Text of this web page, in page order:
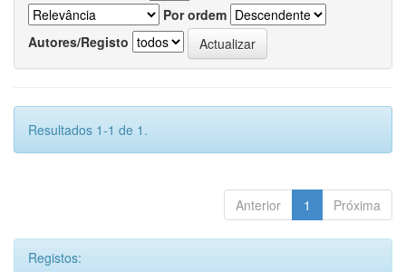
Por ordem
Autores/Registo
Resultados 1-1 de 1.
Anterior 1 Próxima
Registos: